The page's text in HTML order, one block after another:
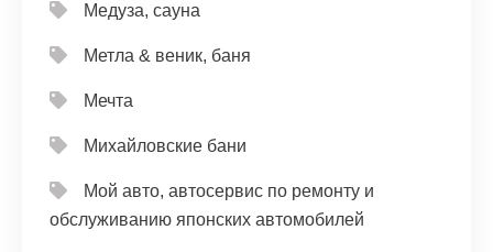
Медуза, сауна
Метла & веник, баня
Мечта
Михайловские бани
Мой авто, автосервис по ремонту и
обслуживанию японских автомобилей